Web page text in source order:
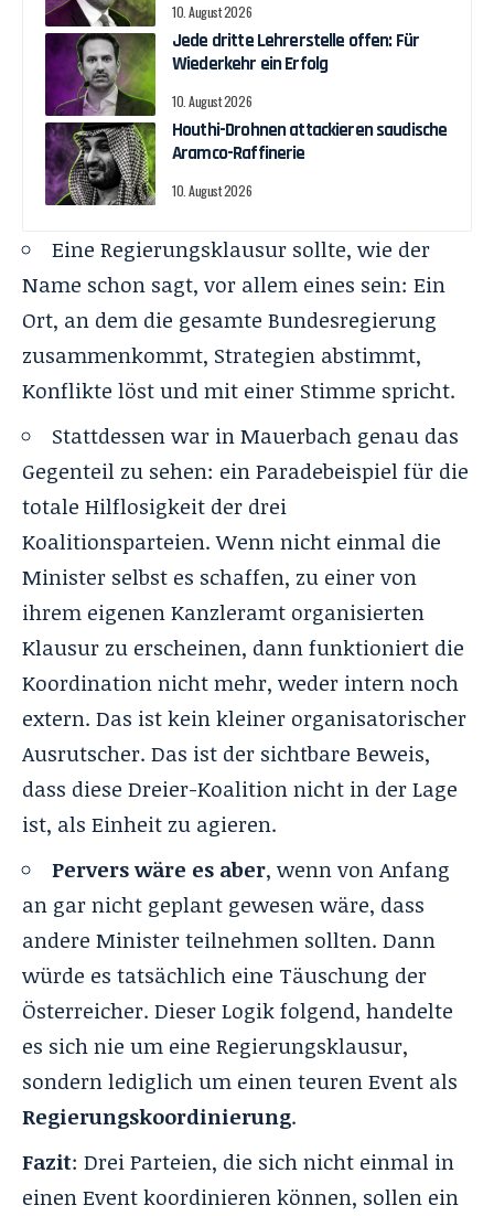
10. August 2026
Jede dritte Lehrerstelle offen: Für
Wiederkehr ein Erfolg
10. August 2026
Houthi-Drohnen attackieren saudische
Aramco-Raffinerie
10. August 2026
Eine Regierungsklausur sollte, wie der
Name schon sagt, vor allem eines sein: Ein
Ort, an dem die gesamte Bundesregierung
zusammenkommt, Strategien abstimmt,
Konflikte löst und mit einer Stimme spricht.
Stattdessen war in Mauerbach genau das
Gegenteil zu sehen: ein Paradebeispiel für die
totale Hilflosigkeit der drei
Koalitionsparteien. Wenn nicht einmal die
Minister selbst es schaffen, zu einer von
ihrem eigenen Kanzleramt organisierten
Klausur zu erscheinen, dann funktioniert die
Koordination nicht mehr, weder intern noch
extern. Das ist kein kleiner organisatorischer
Ausrutscher. Das ist der sichtbare Beweis,
dass diese Dreier-Koalition nicht in der Lage
ist, als Einheit zu agieren.
Pervers wäre es aber, wenn von Anfang
an gar nicht geplant gewesen wäre, dass
andere Minister teilnehmen sollten. Dann
würde es tatsächlich eine Täuschung der
Österreicher. Dieser Logik folgend, handelte
es sich nie um eine Regierungsklausur,
sondern lediglich um einen teuren Event als
Regierungskoordinierung.
Fazit: Drei Parteien, die sich nicht einmal in
einen Event koordinieren können, sollen ein